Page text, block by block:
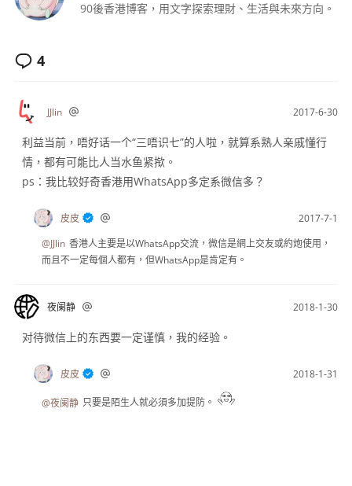
90後香港博客，用文字探索理財、生活與未來方向。
4
JJlin 2017-6-30
利益当前，唔好话一个“三唔识七”的人啦，就算系熟人亲戚懂行
情，都有可能比人当水鱼紧揿。
ps：我比较好奇香港用WhatsApp多定系微信多？
皮皮
2017-7-1
@JJlin 香港人主要是以WhatsApp交流，微信是網上交友或約炮使用，
而且不一定每個人都有，但WhatsApp是肯定有。
夜阑静 2018-1-30
对待微信上的东西要一定谨慎，我的经验。
皮皮 2018-1-31
@夜阑静 只要是陌生人就必須多加提防。